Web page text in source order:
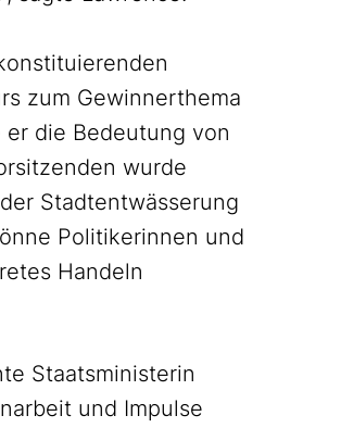
zum Gewinnerthema
die Bedeutung von
wurde
Stadtentwässerung
Politikerinnen und
Handeln
Staatsministerin
und Impulse